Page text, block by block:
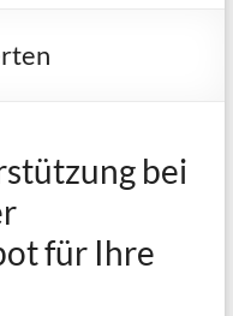
bei
für Ihre